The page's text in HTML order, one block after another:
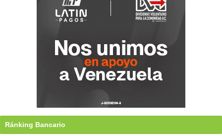
Ránking Bancario